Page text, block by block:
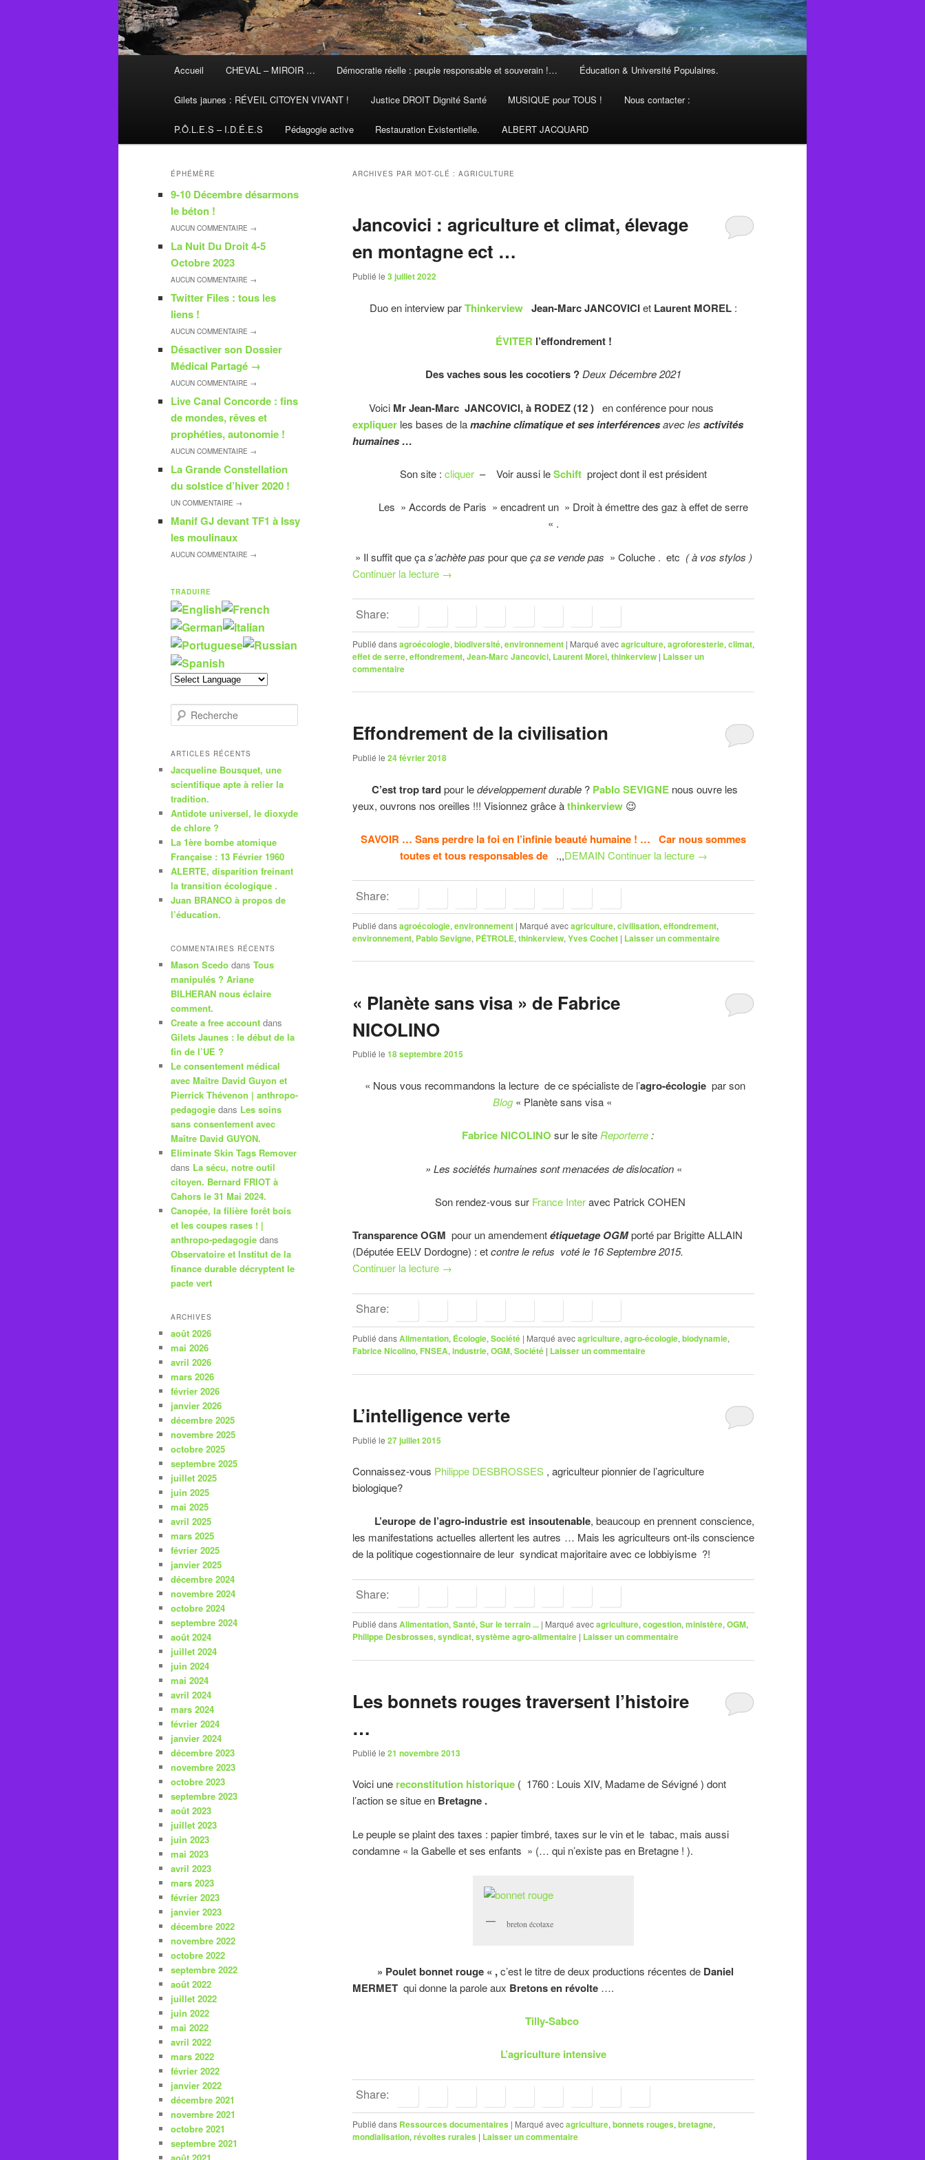
Accueil CHEVAL – MIROIR … Démocratie réelle : peuple responsable et souverain !… Éducation & Université Populaires.
Gilets jaunes : RÉVEIL CITOYEN VIVANT ! Justice DROIT Dignité Santé MUSIQUE pour TOUS ! Nous contacter :
P.Ô.L.E.S – I.D.É.E.S Pédagogie active Restauration Existentielle. ALBERT JACQUARD
ARCHIVES PAR MOT-CLÉ : AGRICULTURE
Jancovici : agriculture et climat, élevage
en montagne ect …
Publié le 3 juillet 2022
Duo en interview parThinkerview Jean-Marc JANCOVICIet Laurent MOREL :
ÉVITER l’effondrement !
Des vaches sous les cocotiers ?Deux Décembre 2021
Voici Mr Jean-Marc JANCOVICI, à RODEZ (12 ) en conférence pour nous
expliquer les bases de lamachine climatique et ses interférencesavec les activités
humaines …
Son site : cliquer – Voir aussi leSchift project dont il est président
Les » Accords de Paris » encadrent un » Droit à émettre des gaz à effet de serre
« .
» Il suffit que ças’achète pas pour queça se vende pas » Coluche . etc ( à vos stylos )
Continuer la lecture →
Share:
Publié dansagroécologie, biodiversité, environnement | Marqué avecagriculture, agroforesterie, climat,
effet de serre, effondrement, Jean-Marc Jancovici, Laurent Morel, thinkerview | Laisser un
commentaire
Effondrement de la civilisation
Publié le 24 février 2018
C’est trop tardpour ledéveloppement durable ? Pablo SEVIGNE nous ouvre les
yeux, ouvrons nos oreilles !!! Visionnez grâce àthinkerview 😉
SAVOIR … Sans perdre la foi en l’infinie beauté humaine ! … Car nous sommes
toutes et tous responsables de
.,,DEMAIN Continuer la lecture →
Share:
Publié dansagroécologie, environnement | Marqué avecagriculture, civilisation, effondrement,
environnement, Pablo Sevigne, PÉTROLE, thinkerview, Yves Cochet | Laisser un commentaire
« Planète sans visa » de Fabrice
NICOLINO
Publié le 18 septembre 2015
« Nous vous recommandons la lecture de ce spécialiste de l’agro-écologiepar son
Blog« Planète sans visa «
Fabrice NICOLINO sur le siteReporterre:
» Les sociétés humaines sont menacées de dislocation«
Son rendez-vous sur France Interavec Patrick COHEN
Transparence OGM pour un amendementétiquetage OGMporté par Brigitte ALLAIN
(Députée EELV Dordogne) : etcontre le refus voté le 16 Septembre 2015.
Continuer la lecture →
Share:
Publié dansAlimentation, Écologie, Société | Marqué avecagriculture, agro-écologie, biodynamie,
Fabrice Nicolino, FNSEA, industrie, OGM, Société | Laisser un commentaire
L’intelligence verte
Publié le 27 juillet 2015
Connaissez-vous Philippe DESBROSSES , agriculteur pionnier de l’agriculture
biologique?
L’europe de l’agro-industrie est insoutenable, beaucoup en prennent conscience,
les manifestations actuelles allertent les autres … Mais les agriculteurs ont-ils conscience
de la politique cogestionnaire de leur syndicat majoritaire avec ce lobbiyisme ?!
Share:
Publié dansAlimentation, Santé, Sur le terrain ... | Marqué avecagriculture, cogestion, ministère, OGM,
Philippe Desbrosses, syndicat, système agro-alimentaire | Laisser un commentaire
Les bonnets rouges traversent l’histoire
…
Publié le 21 novembre 2013
Voici une reconstitution historique ( 1760 : Louis XIV, Madame de Sévigné ) dont
l’action se situe en Bretagne .
Le peuple se plaint des taxes : papier timbré, taxes sur le vin et le tabac, mais aussi
condamne « la Gabelle et ses enfants » (… qui n’existe pas en Bretagne ! ).
breton écotaxe
» Poulet bonnet rouge « ,c’est le titre de deux productions récentes de Daniel
MERMET qui donne la parole aux Bretons en révolte ….
Tilly-Sabco
L’agriculture intensive
Share:
Publié dans Ressources documentaires | Marqué avecagriculture, bonnets rouges, bretagne,
mondialisation, révoltes rurales | Laisser un commentaire
ÉPHÉMÈRE
9-10 Décembre désarmons
le béton !
AUCUN COMMENTAIRE →
La Nuit Du Droit 4-5
Octobre 2023
AUCUN COMMENTAIRE →
Twitter Files : tous les
liens !
AUCUN COMMENTAIRE →
Désactiver son Dossier
Médical Partagé →
AUCUN COMMENTAIRE →
Live Canal Concorde : fins
de mondes, rêves et
prophéties, autonomie !
AUCUN COMMENTAIRE →
La Grande Constellation
du solstice d’hiver 2020 !
UN COMMENTAIRE →
Manif GJ devant TF1 à Issy
les moulinaux
AUCUN COMMENTAIRE →
TRADUIRE
e
h
r
c
h
e
ARTICLES RÉCENTS
Jacqueline Bousquet, une
scientifique apte à relier la
tradition.
Antidote universel, le dioxyde
de chlore ?
La 1ère bombe atomique
Française : 13 Février 1960
ALERTE, disparition freinant
la transition écologique .
Juan BRANCO à propos de
l’éducation.
COMMENTAIRES RÉCENTS
Mason Scedo dans Tous
manipulés ? Ariane
BILHERAN nous éclaire
comment.
Create a free account dans
Gilets Jaunes : le début de la
fin de l’UE ?
Le consentement médical
avec Maître David Guyon et
Pierrick Thévenon | anthropo-
pedagogie dans Les soins
sans consentement avec
Maître David GUYON.
Eliminate Skin Tags Remover
dans La sécu, notre outil
citoyen. Bernard FRIOT à
Cahors le 31 Mai 2024.
Canopée, la filière forêt bois
et les coupes rases ! |
anthropo-pedagogie dans
Observatoire et Institut de la
finance durable décryptent le
pacte vert
ARCHIVES
août 2026
mai 2026
avril 2026
mars 2026
février 2026
janvier 2026
décembre 2025
novembre 2025
octobre 2025
septembre 2025
juillet 2025
juin 2025
mai 2025
avril 2025
mars 2025
février 2025
janvier 2025
décembre 2024
novembre 2024
octobre 2024
septembre 2024
août 2024
juillet 2024
juin 2024
mai 2024
avril 2024
mars 2024
février 2024
janvier 2024
décembre 2023
novembre 2023
octobre 2023
septembre 2023
août 2023
juillet 2023
juin 2023
mai 2023
avril 2023
mars 2023
février 2023
janvier 2023
décembre 2022
novembre 2022
octobre 2022
septembre 2022
août 2022
juillet 2022
juin 2022
mai 2022
avril 2022
mars 2022
février 2022
janvier 2022
décembre 2021
novembre 2021
octobre 2021
septembre 2021